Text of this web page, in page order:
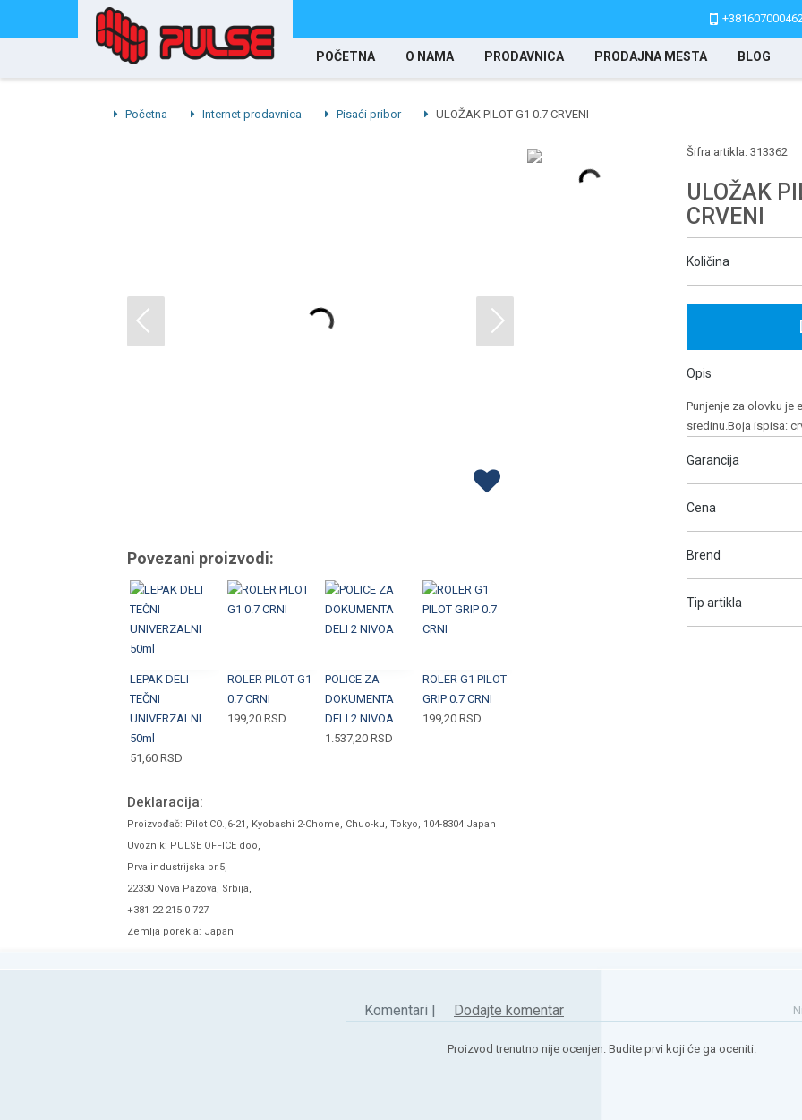
POČETNA O NAMA PRODAVNICA PRODAJNA MESTA BLOG
Početna Internet prodavnica Pisaći pribor ULOŽAK PILOT G1 0.7 CRVENI
Povezani proizvodi:
LEPAK DELI
TEČNI
UNIVERZALNI
50ml
51,60 RSD
ROLER PILOT G1
0.7 CRNI
199,20 RSD
POLICE ZA
DOKUMENTA
DELI 2 NIVOA
1.537,20 RSD
ROLER G1 PILOT
GRIP 0.7 CRNI
199,20 RSD
Deklaracija:
Proizvođač: Pilot CO.,6-21, Kyobashi 2-Chome, Chuo-ku, Tokyo, 104-8304 Japan
Uvoznik: PULSE OFFICE doo,
Prva industrijska br.5,
22330 Nova Pazova, Srbija,
+381 22 215 0 727
Zemlja porekla: Japan
Šifra artikla: 313362
ULOŽAK
CRVENI
Količina
Opis
Punjenje za olovku je
sredinu.Boja ispisa:
Garancija
Cena
Brend
Tip artikla
Komentari | Dodajte komentar
Proizvod trenutno nije ocenjen. Budite prvi koji će ga oceniti.